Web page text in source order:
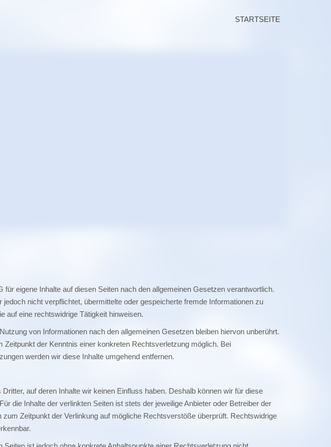
STARTSEITE
eigene Inhalte auf diesen Seiten nach den allgemeinen Gesetzen verantwortlich.
nicht verpflichtet, übermittelte oder gespeicherte fremde Informationen zu
auf eine rechtswidrige Tätigkeit hinweisen.
von Informationen nach den allgemeinen Gesetzen bleiben hiervon unberührt.
Zeitpunkt der Kenntnis einer konkreten Rechtsverletzung möglich. Bei
werden wir diese Inhalte umgehend entfernen.
auf deren Inhalte wir keinen Einfluss haben. Deshalb können wir für diese
die Inhalte der verlinkten Seiten ist stets der jeweilige Anbieter oder Betreiber der
Zeitpunkt der Verlinkung auf mögliche Rechtsverstöße überprüft. Rechtswidrige